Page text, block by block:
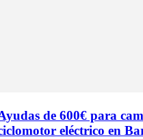
de 600€ para
eléctrico en